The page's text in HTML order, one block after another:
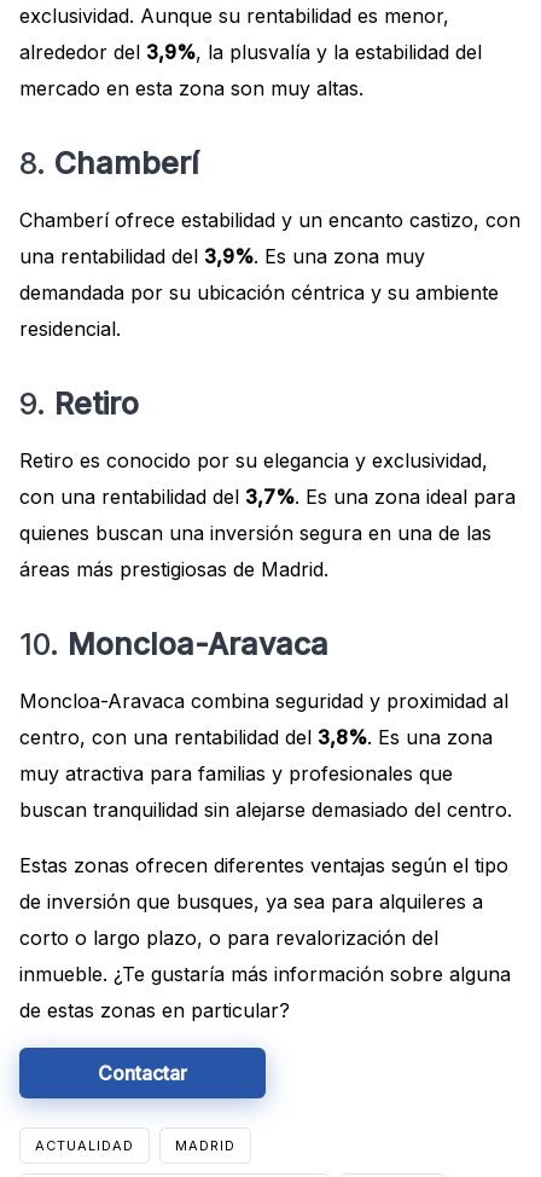
exclusividad. Aunque su rentabilidad es menor,
alrededor del 3,9%, la plusvalía y la estabilidad del
mercado en esta zona son muy altas.
8. Chamberí
Chamberí ofrece estabilidad y un encanto castizo, con
una rentabilidad del 3,9%. Es una zona muy
demandada por su ubicación céntrica y su ambiente
residencial.
9. Retiro
Retiro es conocido por su elegancia y exclusividad,
con una rentabilidad del 3,7%. Es una zona ideal para
quienes buscan una inversión segura en una de las
áreas más prestigiosas de Madrid.
10. Moncloa-Aravaca
Moncloa-Aravaca combina seguridad y proximidad al
centro, con una rentabilidad del 3,8%. Es una zona
muy atractiva para familias y profesionales que
buscan tranquilidad sin alejarse demasiado del centro.
Estas zonas ofrecen diferentes ventajas según el tipo
de inversión que busques, ya sea para alquileres a
corto o largo plazo, o para revalorización del
inmueble. ¿Te gustaría más información sobre alguna
de estas zonas en particular?
Contactar
ACTUALIDAD MADRID